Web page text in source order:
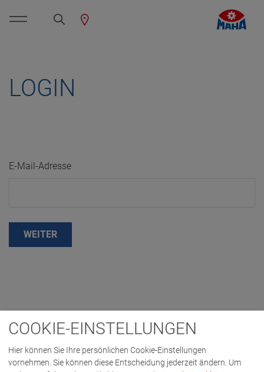
LOGIN
E-Mail-Adresse
WEITER
COOKIE-EINSTELLUNGEN
Hier können Sie Ihre persönlichen Cookie-Einstellungen
vornehmen. Sie können diese Entscheidung jederzeit ändern. Um